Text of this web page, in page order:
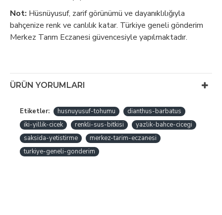
Not: Hüsnüyusuf, zarif görünümü ve dayanıklılığıyla
bahçenize renk ve canlılık katar. Türkiye geneli gönderim
Merkez Tarım Eczanesi güvencesiyle yapılmaktadır.
ÜRÜN YORUMLARI
Etiketler: husnuyusuf-tohumu
dianthus-barbatus
iki-yillik-cicek
renkli-sus-bitkisi
yazlik-bahce-cicegi
saksida-yetistirme
merkez-tarim-eczanesi
turkiye-geneli-gonderim